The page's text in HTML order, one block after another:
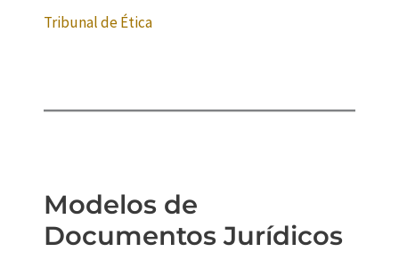
Tribunal de Ética
Modelos de
Documentos Jurídicos